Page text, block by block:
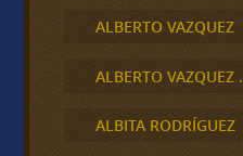
ALBERTO VAZQUEZ
ALBERTO VAZQUEZ .
ALBITA RODRÍGUEZ